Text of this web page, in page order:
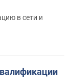
в сети и